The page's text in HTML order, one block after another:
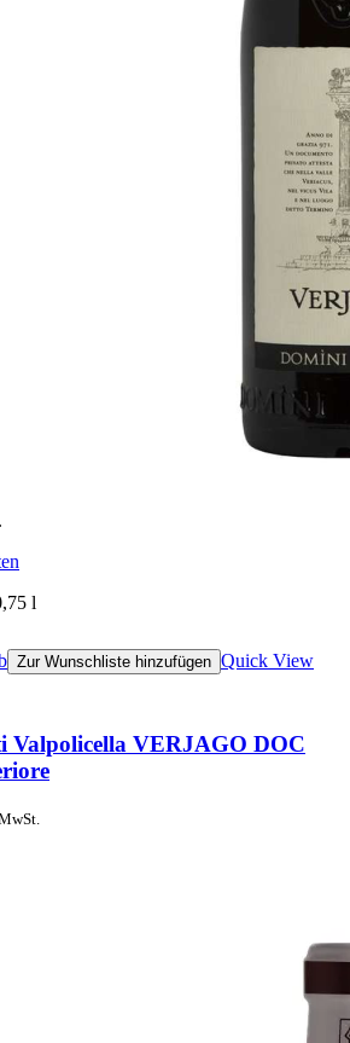
l
Zur Wunschliste hinzufügen Quick View
Valpolicella VERJAGO DOC